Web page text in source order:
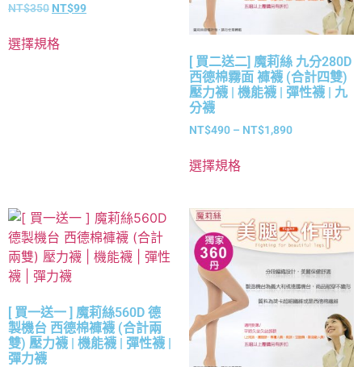
NT$350 NT$99
選擇規格
[ 買二送二] 魔莉絲 九分280D
西德棉霧面 褲襪 (合計四雙)
壓力襪 | 機能襪 | 彈性襪 | 九
分襪
NT$490 – NT$1,890
選擇規格
[ 買一送一 ] 魔莉絲560D 德
製機台 西德棉褲襪 (合計兩
雙) 壓力襪 | 機能襪 | 彈性襪 |
彈力襪